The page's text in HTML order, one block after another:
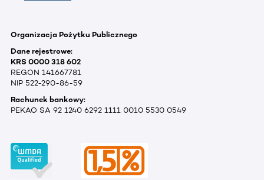
Organizacja Pożytku Publicznego
Dane rejestrowe:
KRS 0000 318 602
REGON 141667781
NIP 522-290-86-59
Rachunek bankowy:
PEKAO SA 92 1240 6292 1111 0010 5530 0549